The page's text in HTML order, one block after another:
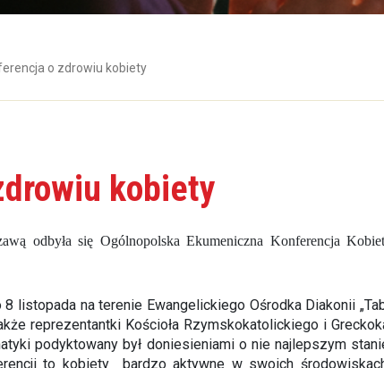
o zdrowiu kobiety
kobiety
odbyła się Ogólnopolska Ekumeniczna Konferencja
listopada na terenie Ewangelickiego Ośrodka Diakonii
reprezentantki Kościoła Rzymskokatolickiego i
podyktowany był doniesieniami o nie najlepszym
to kobiety bardzo aktywne w swoich